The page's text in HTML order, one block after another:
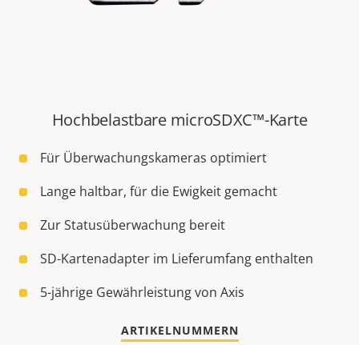
Hochbelastbare microSDXC™-Karte
Für Überwachungskameras optimiert
Lange haltbar, für die Ewigkeit gemacht
Zur Statusüberwachung bereit
SD-Kartenadapter im Lieferumfang enthalten
5-jährige Gewährleistung von Axis
ARTIKELNUMMERN